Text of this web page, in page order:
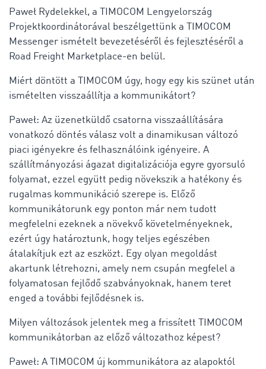
Paweł Rydelekkel, a TIMOCOM Lengyelország
Projektkoordinátorával beszélgettünk a TIMOCOM
Messenger ismételt bevezetéséről és fejlesztéséről a
Road Freight Marketplace-en belül.
Miért döntött a TIMOCOM úgy, hogy egy kis szünet után
ismételten visszaállítja a kommunikátort?
Paweł: Az üzenetküldő csatorna visszaállítására
vonatkozó döntés válasz volt a dinamikusan változó
piaci igényekre és felhasználóink igényeire. A
szállítmányozási ágazat digitalizációja egyre gyorsuló
folyamat, ezzel együtt pedig növekszik a hatékony és
rugalmas kommunikáció szerepe is. Előző
kommunikátorunk egy ponton már nem tudott
megfelelni ezeknek a növekvő követelményeknek,
ezért úgy határoztunk, hogy teljes egészében
átalakítjuk ezt az eszközt. Egy olyan megoldást
akartunk létrehozni, amely nem csupán megfelel a
folyamatosan fejlődő szabványoknak, hanem teret
enged a további fejlődésnek is.
Milyen változások jelentek meg a frissített TIMOCOM
kommunikátorban az előző változathoz képest?
Paweł: A TIMOCOM új kommunikátora az alapoktól